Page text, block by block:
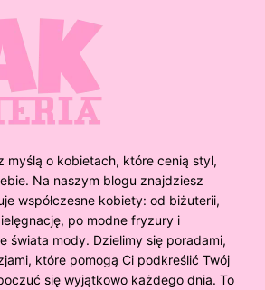
myślą o kobietach, które cenią styl,
Na naszym blogu znajdziesz
współczesne kobiety: od biżuterii,
po modne fryzury i
świata mody. Dzielimy się poradami,
które pomogą Ci podkreślić Twój
się wyjątkowo każdego dnia. To